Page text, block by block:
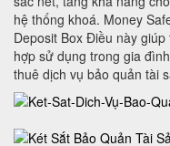
hệ thống khoá. Money
Deposit Box Điều này
hợp sử dụng trong gia
thuê dịch vụ bảo quản tài